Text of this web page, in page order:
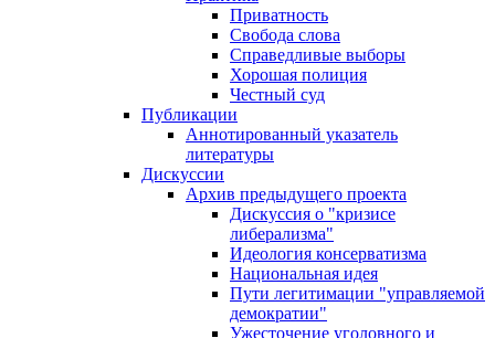
Приватность
Свобода слова
Справедливые выборы
Хорошая полиция
Честный суд
Публикации
Аннотированный указатель
литературы
Дискуссии
Архив предыдущего проекта
Дискуссия о "кризисе
либерализма"
Идеология консерватизма
Национальная идея
Пути легитимации "управляемой
демократии"
Ужесточение уголовного и